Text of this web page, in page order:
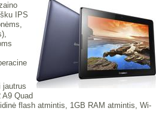
IPS
jautrus
Quad
flash atmintis, 1GB RAM atmintis, Wi-